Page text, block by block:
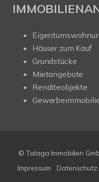
Häuser zum Kauf
Grundstücke
Mietangebote
Renditeobjekte
© Talaga Immobilien
Impressum
Datenschutz